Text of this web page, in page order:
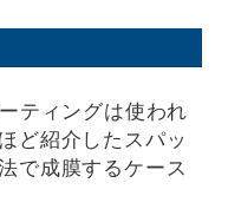
ティングは使われ
ど紹介したスパッ
で成膜するケース